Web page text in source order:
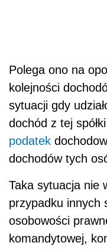
Polega ono na
kolejności
sytuacji gdy
dochód z tej
podatek
dochodów tych
Taka sytuacja nie
przypadku innych
osobowości
komandytowej,